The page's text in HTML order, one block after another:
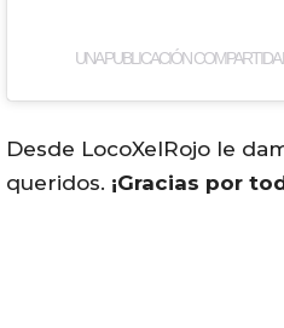
UNA PUBLICACIÓN
Desde LocoXelRojo le
queridos. ¡Gracias por